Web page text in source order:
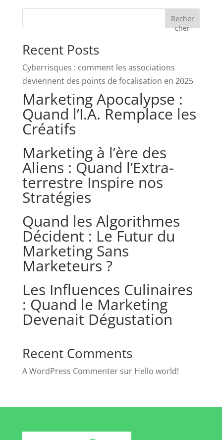
Recher
cher
Recent Posts
Cyberrisques : comment les associations
deviennent des points de focalisation en 2025
Marketing Apocalypse :
Quand l’I.A. Remplace les
Créatifs
Marketing à l’ère des
Aliens : Quand l’Extra-
terrestre Inspire nos
Stratégies
Quand les Algorithmes
Décident : Le Futur du
Marketing Sans
Marketeurs ?
Les Influences Culinaires
: Quand le Marketing
Devenait Dégustation
Recent Comments
A WordPress Commentersur Hello world!